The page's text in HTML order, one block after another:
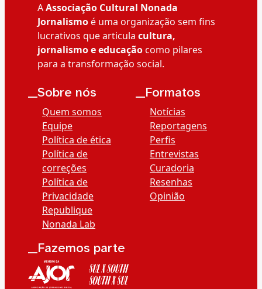
AAssociação Cultural Nonada
Jornalismoé uma organização sem fins
lucrativos que articula cultura,
jornalismo e educaçãocomo pilares
para a transformação social.
__Sobre nós
Quem somos
Equipe
Política de ética
Política de
correções
Política de
Privacidade
Republique
Nonada Lab
__Formatos
Notícias
Reportagens
Perfis
Entrevistas
Curadoria
Resenhas
Opinião
__Fazemos parte